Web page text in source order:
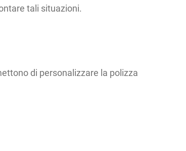
tali situazioni.
di personalizzare la polizza